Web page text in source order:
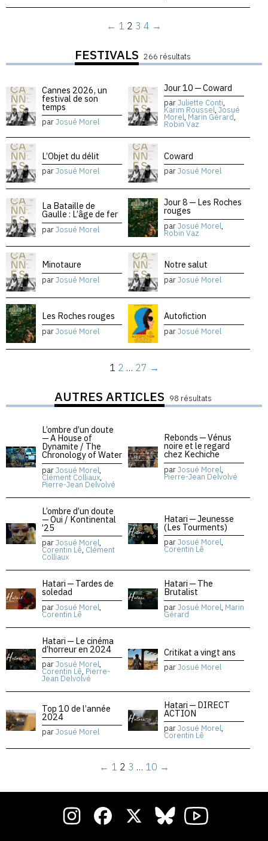
← 1 2 3 4 →
FESTIVALS 266 résultats
Cannes 2026, un
festival de son
temps
parJosué Morel
Jour 10 — Coward
parJuliette Conti,
Karim Roussel, Josué
Morel, Marin Gérard,
Robin Vaz
L’Objet du délit
parJosué Morel
Coward
parJosué Morel
La Bataille de
Gaulle : L’âge de fer
parJosué Morel
Jour 8 — Les Roches
rouges
parJosué Morel,
Robin Vaz
Minotaure
parJosué Morel
Notre salut
parJosué Morel
Les Roches rouges
parJosué Morel
Autofiction
parJosué Morel
1 2 … 27 →
AUTRES ARTICLES 98 résultats
L’ombre d’un doute
— A House of
Dynamite / The
Chronology of Water
parJosué Morel,
Clément Colliaux,
Pierre-Jean Delvolvé
Rebonds — Vénus
noire et le regard
chez Kechiche
parJosué Morel,
Pierre-Jean Delvolvé
L’ombre d’un doute
— Oui / Kontinental
’25
parJosué Morel,
Corentin Lê, Clément
Colliaux
Hatari — Jeunesse
(Les Tourments)
parJosué Morel,
Corentin Lê
Hatari — Tardes de
soledad
parJosué Morel,
Corentin Lê
Hatari — The
Brutalist
parJosué Morel, Marin
Gérard
Hatari — Le cinéma
d’horreur en 2024
parJosué Morel,
Corentin Lê, Pierre-
Jean Delvolvé
Critikat a vingt ans
parJosué Morel
Top 10 de l’année
2024
parJosué Morel
Hatari — DIRECT
ACTION
parJosué Morel,
Corentin Lê
← 1 2 3 … 10 →